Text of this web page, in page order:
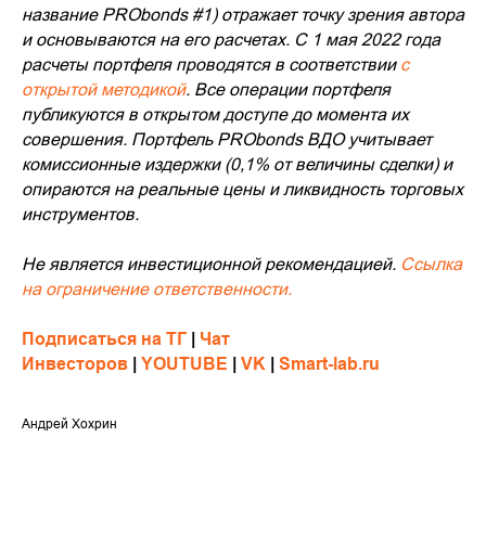
название PRObonds #1) отражает точку зрения автора
и основываются на его расчетах. С 1 мая 2022 года
расчеты портфеля проводятся в соответствии с
открытой методикой. Все операции портфеля
публикуются в открытом доступе до момента их
совершения. Портфель PRObonds ВДО учитывает
комиссионные издержки (0,1% от величины сделки) и
опираются на реальные цены и ликвидность торговых
инструментов.
Не является инвестиционной рекомендацией. Ссылка
на ограничение ответственности.
Подписаться на ТГ | Чат
Инвесторов | YOUTUBE | VK | Smart-lab.ru
Андрей Хохрин